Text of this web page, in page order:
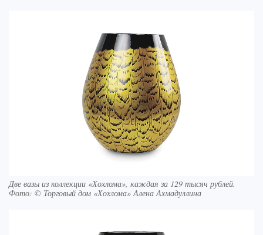
Две вазы из коллекции «Хохлома», каждая за 129 тысяч рублей.
Фото: © Торговый дом «Хохлома» Алена Ахмадуллина